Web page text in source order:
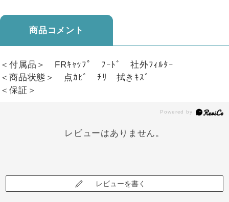
商品コメント
＜付属品＞ FRｷｬｯﾌﾟ ﾌｰﾄﾞ 社外ﾌｨﾙﾀｰ
＜商品状態＞ 点ｶﾋﾞ ﾁﾘ 拭きｷｽﾞ
＜保証＞
レビューはありません。
レビューを書く